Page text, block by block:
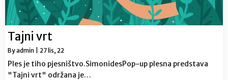
Tajni vrt
Byadmin 27lis, 22
Ples je tiho pjesništvo.SimonidesPop-up plesna predstava
"Tajni vrt" održana je…